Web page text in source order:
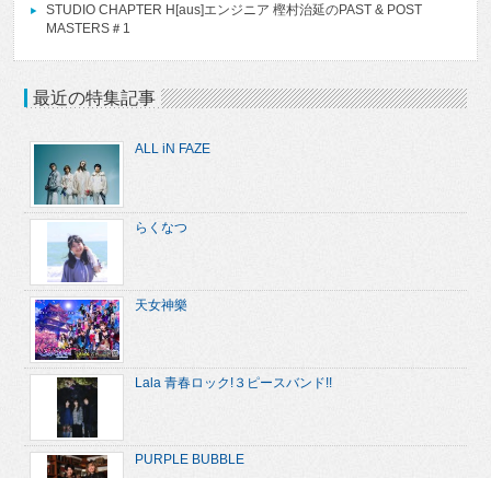
STUDIO CHAPTER H[aus]エンジニア 樫村治延のPAST & POST
MASTERS＃1
最近の特集記事
ALL iN FAZE
らくなつ
天女神樂
Lala 青春ロック!３ピースバンド!!
PURPLE BUBBLE